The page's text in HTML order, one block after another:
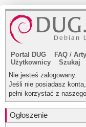
Portal DUG FAQ /
Użytkownicy
Szukaj
Nie jesteś zalogowany.
Jeśli nie posiadasz konta,
pełni korzystać z
Ogłoszenie